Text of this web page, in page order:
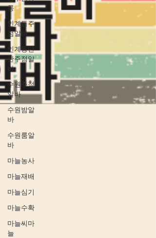
롱
인계동주
점알바
인계동단
란주점알
바
수원주점
알바
수원밤알
바
수원룸알
바
마늘농사
마늘재배
마늘심기
마늘수확
마늘씨마
늘